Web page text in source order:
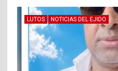
LUTOS NOTICIAS DEL EJIDO